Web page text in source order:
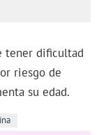
tener dificultad
riesgo de
su edad.